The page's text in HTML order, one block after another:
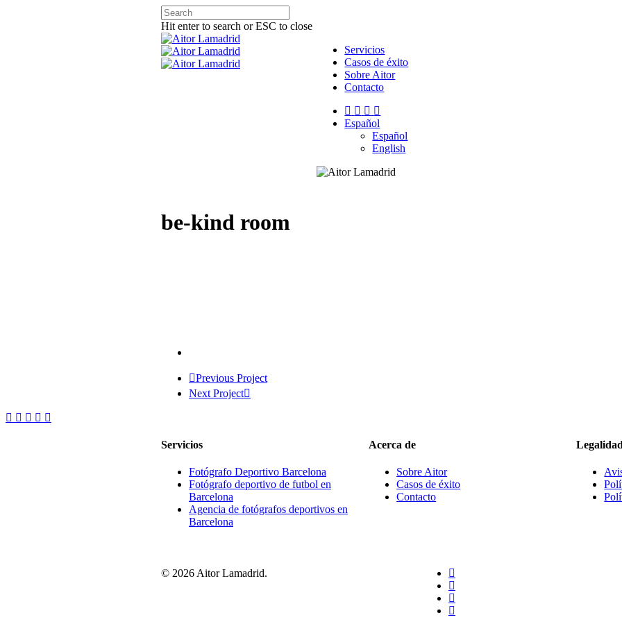
Hit enter to search or ESC to close
Servicios
Casos de éxito
Sobre Aitor
Contacto
Español
Español
English
be-kind room
Previous Project
Next Project
Servicios
Fotógrafo Deportivo Barcelona
Fotógrafo deportivo de futbol en
Barcelona
Agencia de fotógrafos deportivos en
Barcelona
Acerca de
Sobre Aitor
Casos de éxito
Contacto
© 2026 Aitor Lamadrid.